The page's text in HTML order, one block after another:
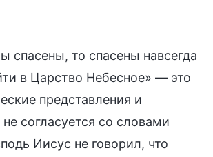
спасены, то спасены навсегда
в Царство Небесное» — это
представления и
согласуется со словами
Иисус не говорил, что